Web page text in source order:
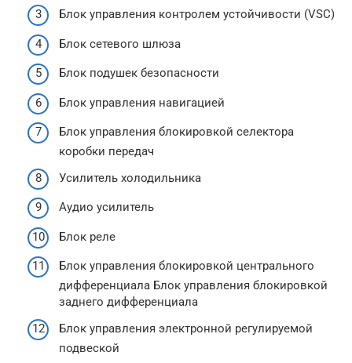
Блок управления контролем устойчивости (VSC)
Блок сетевого шлюза
Блок подушек безопасности
Блок управления навигацией
Блок управления блокировкой селектора
коробки передач
Усилитель холодильника
Аудио усилитель
Блок реле
Блок управления блокировкой центрального
дифференциала Блок управления блокировкой
заднего дифференциала
Блок управления электронной регулируемой
подвеской